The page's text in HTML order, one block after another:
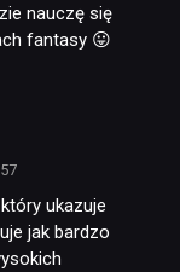
nauczę się
fantasy 😛
ukazuje
jak bardzo